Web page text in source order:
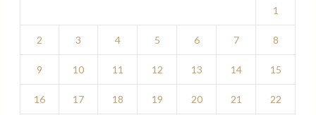
1
2 3 4 5 6 7 8
9 10 11 12 13 14 15
16 17 18 19 20 21 22